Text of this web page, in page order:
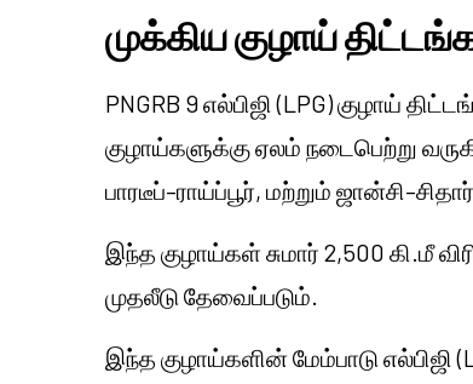
முக்கிய குழாய்
PNGRB 9 எல்பிஜி (LPG) குழாய்
குழாய்களுக்கு ஏலம் நடைபெற்று
பாரடீப்–ராய்ப்பூர், மற்றும்
இந்த குழாய்கள் சுமார் 2,500 கி.மீ
முதலீடு தேவைப்படும்.
இந்த குழாய்களின் மேம்பாடு எல்பிஜி